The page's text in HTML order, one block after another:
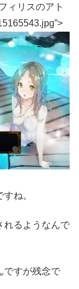
ィリスのアト
ね。
れるようなんで
ですが残念で